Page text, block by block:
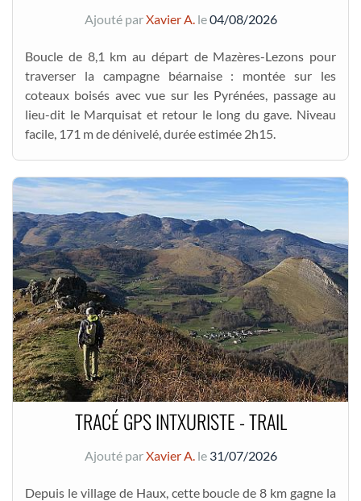
Ajouté parXavier A.le04/08/2026
Boucle de 8,1 km au départ de Mazères-Lezons pour
traverser la campagne béarnaise : montée sur les
coteaux boisés avec vue sur les Pyrénées, passage au
lieu-dit le Marquisat et retour le long du gave. Niveau
facile, 171 m de dénivelé, durée estimée 2h15.
TRACÉ GPS INTXURISTE - TRAIL
Ajouté parXavier A.le 31/07/2026
Depuis le village de Haux, cette boucle de 8 km gagne la